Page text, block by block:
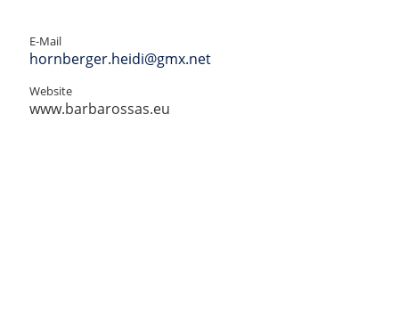
E-Mail
hornberger.heidi@gmx.net
Website
www.barbarossas.eu